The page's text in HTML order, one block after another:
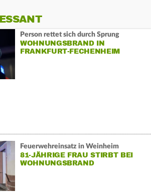
Person rettet sich durch Sprung
WOHNUNGSBRAND IN
FRANKFURT-FECHENHEIM
Feuerwehreinsatz in Weinheim
81-JÄHRIGE FRAU STIRBT BEI
WOHNUNGSBRAND